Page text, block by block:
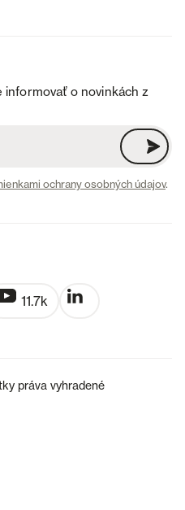
informovať o novinkách z
ochrany osobných údajov.
11.7k
práva vyhradené